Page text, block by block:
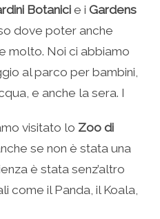
Botanicie i Gardens
dove poter anche
molto. Noi ci abbiamo
al parco per bambini,
e anche la sera. I
visitato lo Zoo di
se non è stata una
è stata senz’altro
come il Panda, il Koala,